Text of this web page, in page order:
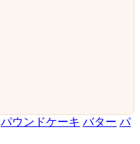
パウンドケーキ バター パ